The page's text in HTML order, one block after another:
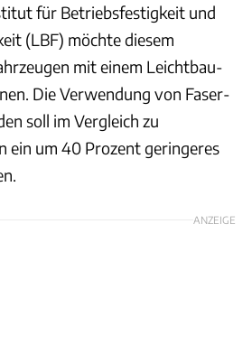
für Betriebsfestigkeit und
(LBF) möchte diesem
mit einem Leichtbau-
Die Verwendung von Faser-
soll im Vergleich zu
ein um 40 Prozent geringeres
ANZEIGE